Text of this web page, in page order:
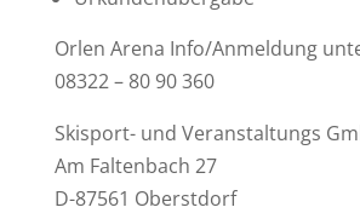
Orlen Arena Info/Anmeldung
08322 – 80 90 360
Skisport- und Veranstaltungs
Am Faltenbach 27
D-87561 Oberstdorf